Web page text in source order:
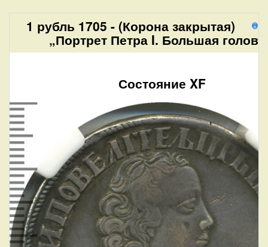
1 рубль 1705 - (Корона закрытая)
„Портрет Петра I. Большая
Состояние XF